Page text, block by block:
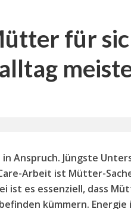
für
Anspruch. Jüngste
Arbeit ist Mütter-
ist es essenziell, dass
kümmern.